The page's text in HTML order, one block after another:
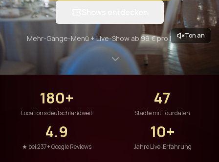
Ton an
Mehr-Gänge-Menü + Live-Show ab 99 € pro Person
180+
Locations deutschlandweit
47
Städte mit Tourdaten
4.9
★ bei 237+ Google Reviews
10+
Jahre Live-Erfahrung